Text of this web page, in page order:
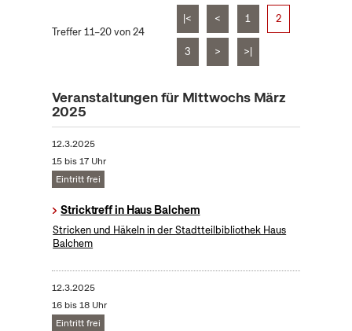
Treffer 11–20 von 24
|< < 1 2
3 > >|
Veranstaltungen für Mittwochs März
2025
12.3.2025
15 bis 17 Uhr
Eintritt frei
Stricktreff in Haus Balchem
Stricken und Häkeln in der Stadtteilbibliothek Haus
Balchem
12.3.2025
16 bis 18 Uhr
Eintritt frei